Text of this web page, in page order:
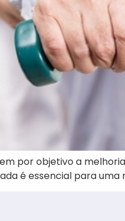
por objetivo a
é essencial para uma